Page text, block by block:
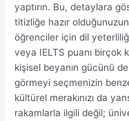
yaptırın. Bu, detaylara
titizliğe hazır
öğrenciler için dil
veya IELTS puanı birçok
kişisel beyanın gücünü
görmeyi seçmenizin
kültürel merakınızı da
rakamlarla ilgili değil;